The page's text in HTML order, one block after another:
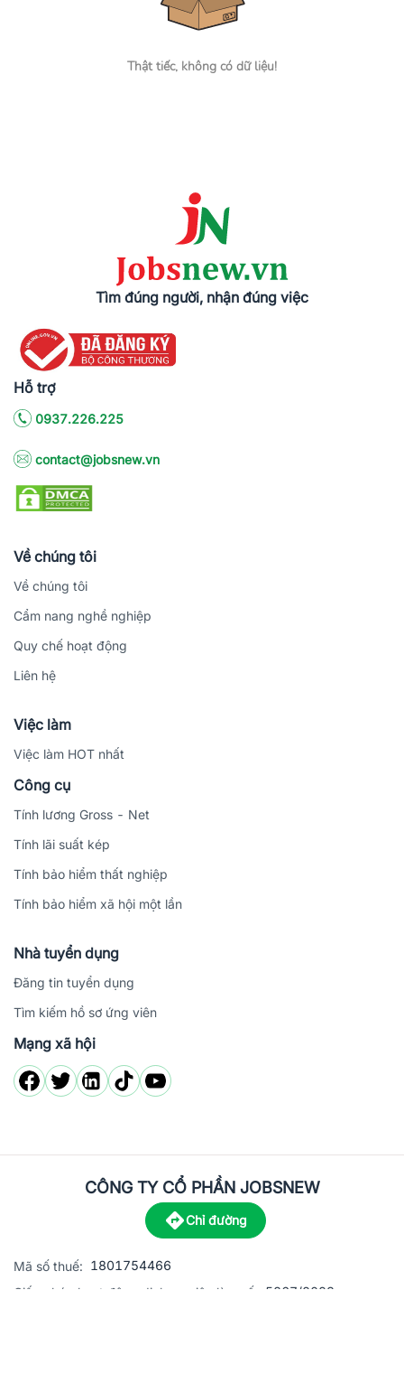
Thật tiếc, không có dữ liệu!
Tìm đúng người, nhận đúng việc
Hỗ trợ
0937.226.225
contact@jobsnew.vn
Về chúng tôi
Về chúng tôi
Cẩm nang nghề nghiệp
Quy chế hoạt động
Liên hệ
Việc làm
Việc làm HOT nhất
Công cụ
Tính lương Gross - Net
Tính lãi suất kép
Tính bảo hiểm thất nghiệp
Tính bảo hiểm xã hội một lần
Nhà tuyển dụng
Đăng tin tuyển dụng
Tìm kiếm hồ sơ ứng viên
Mạng xã hội
CÔNG TY CỔ PHẦN JOBSNEW
Chỉ đường
Mã số thuế: 1801754466
Giấy phép hoạt động dịch vụ việc làm số:
5867/2023